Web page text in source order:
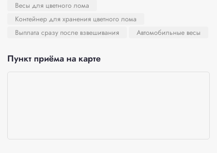
Весы для цветного лома
Контейнер для хранения цветного лома
Выплата сразу после взвешивания
Автомобильные весы
Пункт приёма на карте